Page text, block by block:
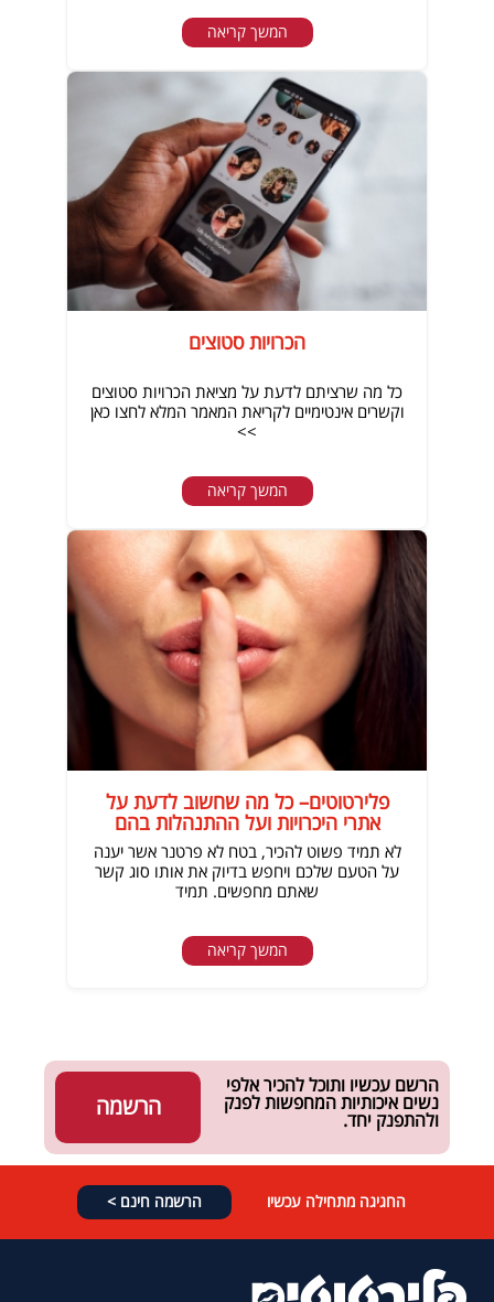
המשך קריאה
הכרויות סטוצים
כל מה שרציתם לדעת על מציאת הכרויות סטוצים
וקשרים אינטימיים לקריאת המאמר המלא לחצו כאן
>>
המשך קריאה
פלירטוטים– כל מה שחשוב לדעת על
אתרי היכרויות ועל ההתנהלות בהם
לא תמיד פשוט להכיר, בטח לא פרטנר אשר יענה
על הטעם שלכם ויחפש בדיוק את אותו סוג קשר
שאתם מחפשים. תמיד
המשך קריאה
הרשמה
הרשם עכשיו ותוכל להכיר אלפי
נשים איכותיות המחפשות לפנק
ולהתפנק יחד.
החגיגה מתחילה עכשיו הרשמה חינם >